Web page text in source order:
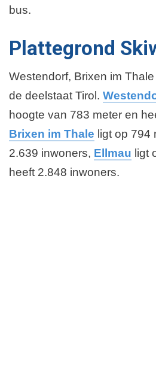
bus.
Plattegrond
Westendorf, Brixen im
de deelstaat Tirol.
hoogte van 783 meter en
Brixen im Thale ligt op 794
2.639 inwoners, Ellmau ligt
heeft 2.848 inwoners.